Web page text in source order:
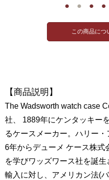
● ● ● ●
【商品説明】
The Wadsworth watch case
社、 1889年にケンタッキー
るケースメーカー。ハリー
6年からデューメ ケース株式
を学びワッズワース社を誕
輸入に対し、アメリカン法(